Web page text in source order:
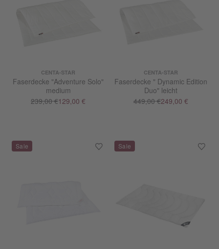
CENTA-STAR
Faserdecke "Adventure Solo"
medium
239,00 €129,00 €
CENTA-STAR
Faserdecke " Dynamic Edition
Duo" leicht
449,00 €249,00 €